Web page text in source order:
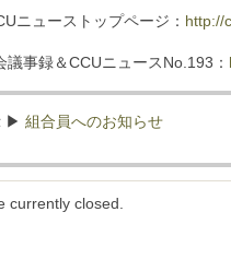
ニューストップページ： http://
議事録＆CCUニュースNo.193：
▶︎ 組合員へのお知らせ
currently closed.